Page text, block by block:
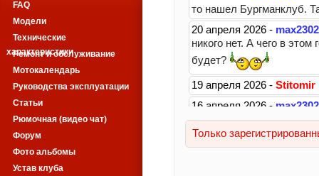
FAQ
Модели
Технические
характеристики
Ремонт и обслуживание
Мотокалендарь
Руководства эксплуатации
Статьи
Рюмочная (видео чат)
Форум
Фото альбомы
Устав клуба